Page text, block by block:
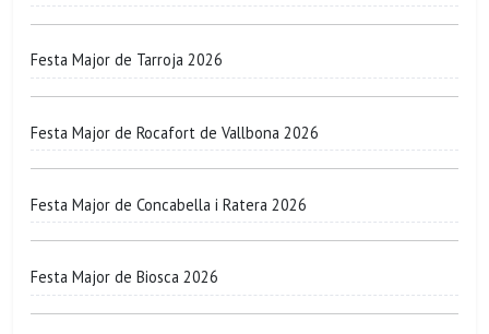
Festa Major de Tarroja 2026
Festa Major de Rocafort de Vallbona 2026
Festa Major de Concabella i Ratera 2026
Festa Major de Biosca 2026